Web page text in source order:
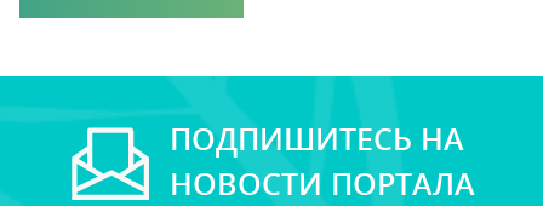
ПОДПИШИТЕСЬ НА
НОВОСТИ ПОРТАЛА